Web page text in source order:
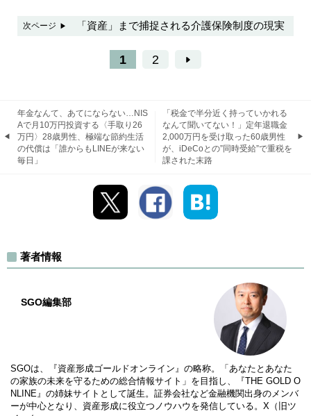
次ページ 「資産」まで捕捉される介護保険制度の現実
1 2
年金なんて、あてにならない…NIS
Aで月10万円投資する〈手取り26
万円〉28歳男性、極端な節約生活
の代償は「誰からもLINEが来ない
毎日」
「税金で半分近く持っていかれる
なんて聞いてない！」定年退職金
2,000万円を受け取った60歳男性
が、iDeCoとの”同時受給”で重税を
課された末路
著者情報
SGO編集部
SGOは、『資産形成ゴールドオンライン』の略称。「あなたとあなた
の家族の未来を守るための総合情報サイト」を目指し、『THE GOLD O
NLINE』の姉妹サイトとして誕生。証券会社など金融機関出身のメンバ
ーが中心となり、資産形成に役立つノウハウを発信している。X（旧ツ